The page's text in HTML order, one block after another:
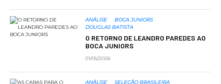
ANÁLISE
BOCA JUNIORS
DOUGLAS BATISTA
O RETORNO DE LEANDRO PAREDES AO
BOCA JUNIORS
01/05/2026
ANÁLISE
SELEÇÃO BRASILEIRA